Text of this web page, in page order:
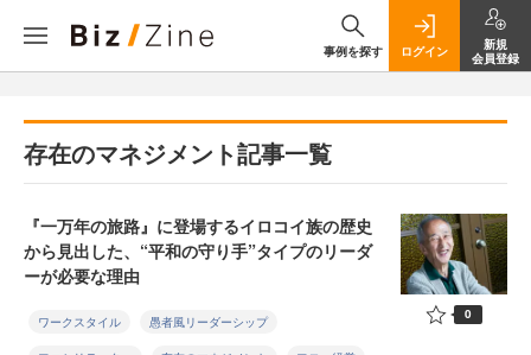
事例を探す ログイン
新規
会員登録
存在のマネジメント記事一覧
『一万年の旅路』に登場するイロコイ族の歴史
から見出した、“平和の守り手”タイプのリーダ
ーが必要な理由
ワークスタイル 愚者風リーダーシップ 0